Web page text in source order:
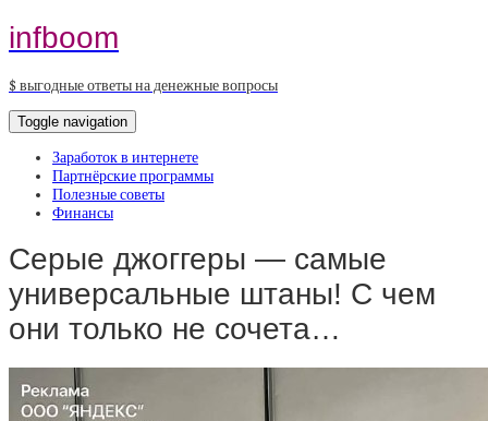
infboom
$ выгодные ответы на денежные вопросы
Toggle navigation
Заработок в интернете
Партнёрские программы
Полезные советы
Финансы
Серые джоггеры — самые
универсальные штаны! С чем
они только не сочета…